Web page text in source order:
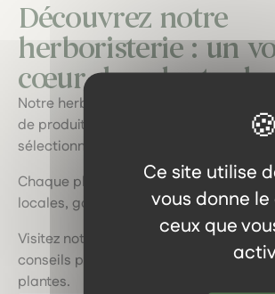
Ce site utilise
vous donne
ceux que
Découvrez notre
herboristerie : un
cœur des plantes
Notre herboristerie vous invite à
de produits naturels de qualité,
sélectionnés.
Chaque plante, extrait et huile est issu
locales, garantissant fraîcheur et
Visitez notre boutique physique pour
conseils personnalisés et découvrir le
plantes.